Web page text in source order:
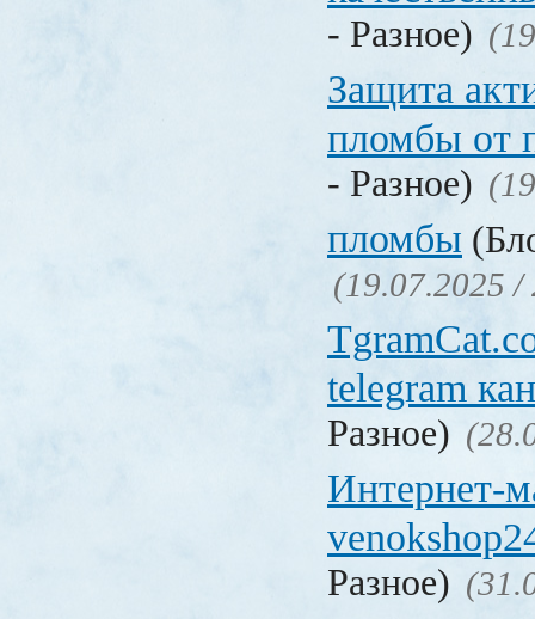
- Разное)
Защита
пломбы от
- Разное)
пломбы
(19.07.2025 /
telegram
Разное)
Интернет-
Разное)